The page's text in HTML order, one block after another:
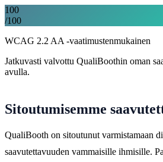
100
/100
WCAG 2.2 AA -vaatimustenmukainen
Jatkuvasti valvottu QualiBoothin oman
avulla.
Sitoutumisemme
QualiBooth on sitoutunut varmistamaan
saavutettavuuden vammaisille ihmisille.